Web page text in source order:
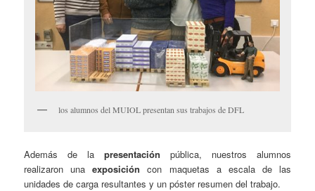
los alumnos del MUIOL presentan sus trabajos de DFL
Además de la presentación pública, nuestros alumnos
realizaron unaexposición con maquetas a escala de las
unidades de carga resultantes y un póster resumen del trabajo.